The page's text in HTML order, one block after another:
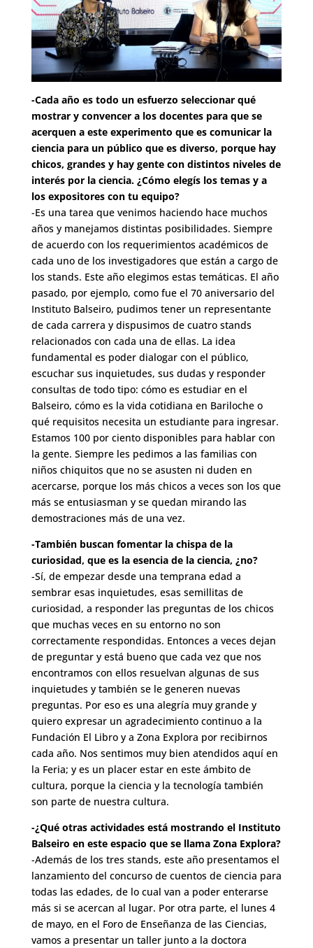
-Cada año es todo un esfuerzo seleccionar qué
mostrar y convencer a los docentes para que se
acerquen a este experimento que es comunicar la
ciencia para un público que es diverso, porque hay
chicos, grandes y hay gente con distintos niveles de
interés por la ciencia. ¿Cómo elegís los temas y a
los expositores con tu equipo?
-Es una tarea que venimos haciendo hace muchos
años y manejamos distintas posibilidades. Siempre
de acuerdo con los requerimientos académicos de
cada uno de los investigadores que están a cargo de
los stands. Este año elegimos estas temáticas. El año
pasado, por ejemplo, como fue el 70 aniversario del
Instituto Balseiro, pudimos tener un representante
de cada carrera y dispusimos de cuatro stands
relacionados con cada una de ellas. La idea
fundamental es poder dialogar con el público,
escuchar sus inquietudes, sus dudas y responder
consultas de todo tipo: cómo es estudiar en el
Balseiro, cómo es la vida cotidiana en Bariloche o
qué requisitos necesita un estudiante para ingresar.
Estamos 100 por ciento disponibles para hablar con
la gente. Siempre les pedimos a las familias con
niños chiquitos que no se asusten ni duden en
acercarse, porque los más chicos a veces son los que
más se entusiasman y se quedan mirando las
demostraciones más de una vez.
-También buscan fomentar la chispa de la
curiosidad, que es la esencia de la ciencia, ¿no?
-Sí, de empezar desde una temprana edad a
sembrar esas inquietudes, esas semillitas de
curiosidad, a responder las preguntas de los chicos
que muchas veces en su entorno no son
correctamente respondidas. Entonces a veces dejan
de preguntar y está bueno que cada vez que nos
encontramos con ellos resuelvan algunas de sus
inquietudes y también se le generen nuevas
preguntas. Por eso es una alegría muy grande y
quiero expresar un agradecimiento continuo a la
Fundación El Libro y a Zona Explora por recibirnos
cada año. Nos sentimos muy bien atendidos aquí en
la Feria; y es un placer estar en este ámbito de
cultura, porque la ciencia y la tecnología también
son parte de nuestra cultura.
-¿Qué otras actividades está mostrando el Instituto
Balseiro en este espacio que se llama Zona Explora?
-Además de los tres stands, este año presentamos el
lanzamiento del concurso de cuentos de ciencia para
todas las edades, de lo cual van a poder enterarse
más si se acercan al lugar. Por otra parte, el lunes 4
de mayo, en el Foro de Enseñanza de las Ciencias,
vamos a presentar un taller junto a la doctora